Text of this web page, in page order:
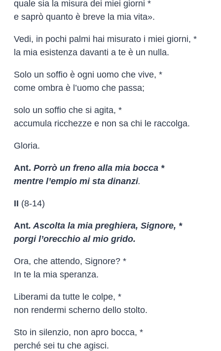
quale sia la misura dei miei giorni *
e saprò quanto è breve la mia vita».
Vedi, in pochi palmi hai misurato i miei giorni, *
la mia esistenza davanti a te è un nulla.
Solo un soffio è ogni uomo che vive, *
come ombra è l’uomo che passa;
solo un soffio che si agita, *
accumula ricchezze e non sa chi le raccolga.
Gloria.
Ant. Porrò un freno alla mia bocca *
mentre l’empio mi sta dinanzi.
II (8-14)
Ant. Ascolta la mia preghiera, Signore, *
porgi l’orecchio al mio grido.
Ora, che attendo, Signore? *
In te la mia speranza.
Liberami da tutte le colpe, *
non rendermi scherno dello stolto.
Sto in silenzio, non apro bocca, *
perché sei tu che agisci.